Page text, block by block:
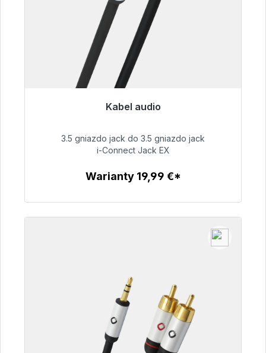
Kabel audio
Gotowy do natychmiastowej wysyłki, czas
51,99 €
3.5 gniazdo jack do 3.5 gniazdo jack
i-Connect Jack EX
Warianty 19,99 €*